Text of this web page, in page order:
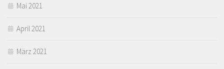
Mai 2021
April 2021
März 2021